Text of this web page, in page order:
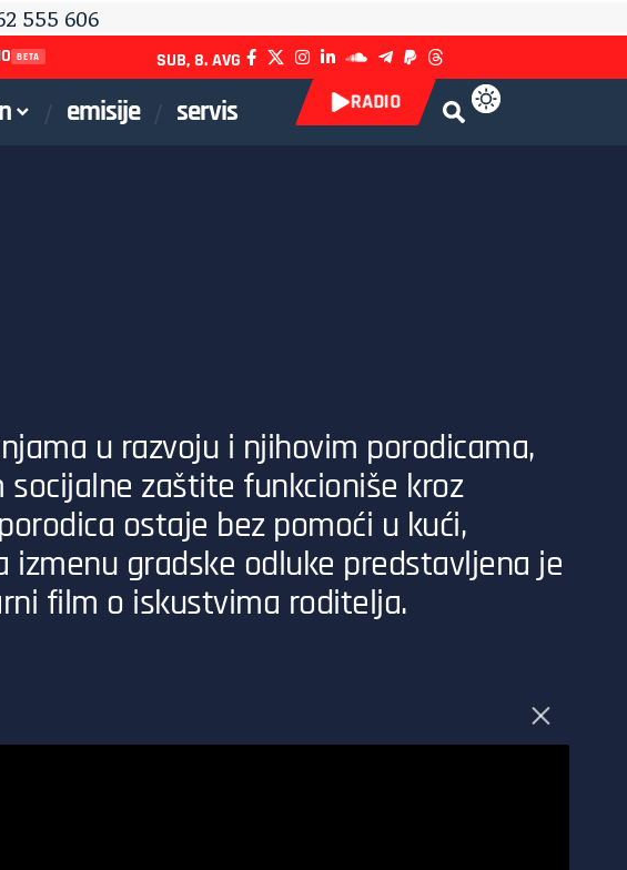
SUB, 8. AVG
emisije servis RADIO
u razvoju i njihovim porodicama,
socijalne zaštite funkcioniše kroz
ostaje bez pomoći u kući,
gradske odluke predstavljena je
film o iskustvima roditelja.